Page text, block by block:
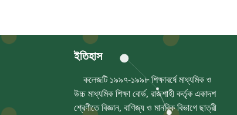
ইতিহাস
কলেজটি ১৯৯৭-১৯৯৮ শিক্ষাবর্ষে মাধ্যমিক ও
উচ্চ মাধ্যমিক শিক্ষা বোর্ড, রাজশাহী কর্তৃক একাদশ
শ্রেণীতে বিজ্ঞান, বাণিজ্য ও মানবিক বিভাগে ছাত্রী